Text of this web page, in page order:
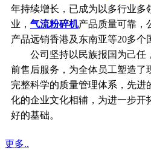
年持续增长，已成为以多行业多
业， 气流粉碎机产品质量可靠，
产品远销香港及东南亚等20多个
公司坚持以民族报国为己任
前售后服务，为全体员工塑造了
完整科学的质量管理体系，先进
化的企业文化相辅，为进一步开
好的基础。
更多..